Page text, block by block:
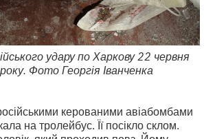
удару по Харкову 22 червня
Фото Георгія Іванченка
керованими авіабомбами
на тролейбус. Її посікло склом.